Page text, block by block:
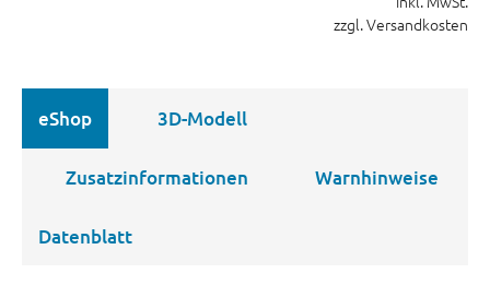
zzgl. Versandkosten
eShop 3D-Modell
Zusatzinformationen Warnhinweise
Datenblatt